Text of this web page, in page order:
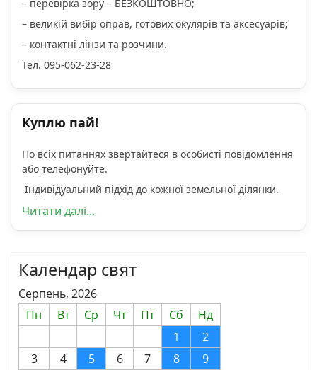
– перевірка зору – БЕЗКОШТОВНО;
– великій вибір оправ, готових окулярів та аксесуарів;
– контактні лінзи та розчини.
Тел. 095-062-23-28
Куплю пай!
По всіх питаннях звертайтеся в особисті повідомлення
або телефонуйте.
Індивідуальний підхід до кожної земельної ділянки.
Читати далі...
Календар свят
Серпень, 2026
Пн
Вт Ср Чт Пт Сб
Нд
1
2
3
4 5 6 7 8
9